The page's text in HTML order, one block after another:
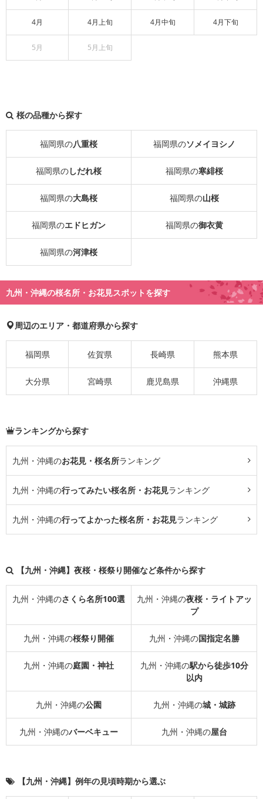
4月 4月上旬 4月中旬 4月下旬
5月 5月上旬
桜の品種から探す
福岡県の八重桜 福岡県のソメイヨシノ
福岡県のしだれ桜 福岡県の寒緋桜
福岡県の大島桜 福岡県の山桜
福岡県のエドヒガン 福岡県の御衣黄
福岡県の河津桜
九州・沖縄の桜名所・お花見スポットを探す
周辺のエリア・都道府県から探す
福岡県 佐賀県 長崎県 熊本県
大分県 宮崎県 鹿児島県 沖縄県
ランキングから探す
九州・沖縄のお花見・桜名所ランキング
九州・沖縄の行ってみたい桜名所・お花見ランキング
九州・沖縄の行ってよかった桜名所・お花見ランキング
【九州・沖縄】夜桜・桜祭り開催など条件から探す
九州・沖縄のさくら名所100選 九州・沖縄の夜桜・ライトアッ
プ
九州・沖縄の桜祭り開催 九州・沖縄の国指定名勝
九州・沖縄の庭園・神社 九州・沖縄の駅から徒歩10分
以内
九州・沖縄の公園 九州・沖縄の城・城跡
九州・沖縄のバーベキュー 九州・沖縄の屋台
【九州・沖縄】例年の見頃時期から選ぶ